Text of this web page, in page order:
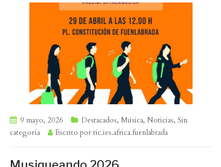
9 mayo, 2026 Destacados, Música, Noticias, Sin
categoría
Escrito por tic.ies.africa.fuenlabrada